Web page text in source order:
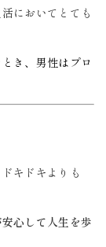
においてとても
き、男性はプロ
キドキよりも
心して人生を歩